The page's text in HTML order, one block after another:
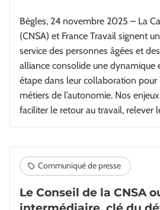
Bègles, 24 novembre 2025 – La
(CNSA) et France Travail signent
service des personnes âgées et
alliance consolide une dynamique
étape dans leur collaboration pour
métiers de l’autonomie. Nos
faciliter le retour au travail, relever
Le Conseil de la CNSA